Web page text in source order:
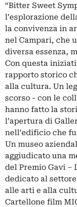
“Bitter Sweet
l’esplorazione
la convivenza in
nel Campari, che
diversa essenza,
Con questa
rapporto storico
alla cultura. Un
scorso - con le
hanno fatto la
l’apertura di
nell’edificio che
Un museo
aggiudicato una
del Premio Gavi –
dedicato al
alle arti e alla
Cartellone film